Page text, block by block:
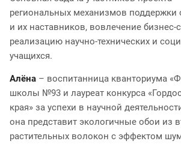
региональных механизмов поддержки
и их наставников, вовлечение бизнес-
реализацию научно-технических и
учащихся.
Алёна – воспитанница кванториума
школы №93 и лауреат конкурса
края» за успехи в научной
она представит экологичные обои из
растительных волокон с эффектом